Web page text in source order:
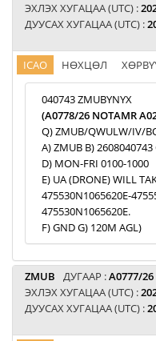
ЭХЛЭХ ХУГАЦАА (UTC) :
ДУУСАХ ХУГАЦАА (UTC) :
ICAO НӨХЦӨЛ
040743 ZMUBYNYX
(A0778/26 NOTAMR
Q) ZMUB/QWULW/IV/
A) ZMUB B)
D) MON-FRI 0100-1000
E) UA (DRONE) WILL
475530N1065620E-
475530N1065620E.
F) GND G) 120M AGL)
ZMUB ДУГААР :A0777/26
ЭХЛЭХ ХУГАЦАА (UTC) :
ДУУСАХ ХУГАЦАА (UTC) :